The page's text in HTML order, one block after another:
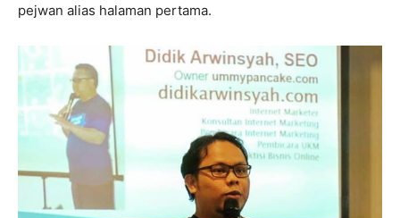
pejwan alias halaman pertama.